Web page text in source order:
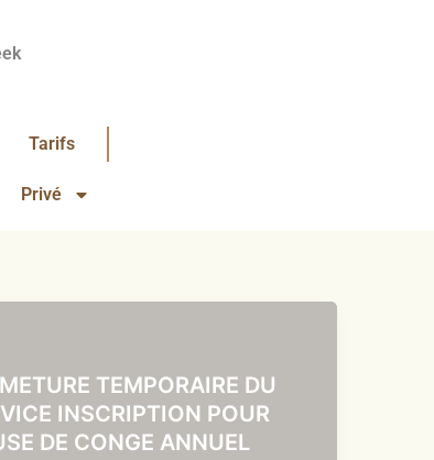
Tarifs
Privé
TEMPORAIRE DU
INSCRIPTION POUR
DE CONGE ANNUEL